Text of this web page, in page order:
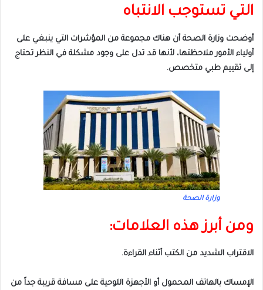
التي تستوجب الانتباه
أوضحت وزارة الصحة أن هناك مجموعة من المؤشرات التي ينبغي على
أولياء الأمور ملاحظتها، لأنها قد تدل على وجود مشكلة في النظر تحتاج
إلى تقييم طبي متخصص.
وزارة الصحة
ومن أبرز هذه العلامات:
الاقتراب الشديد من الكتب أثناء القراءة.
الإمساك بالهاتف المحمول أو الأجهزة اللوحية على مسافة قريبة جداً من